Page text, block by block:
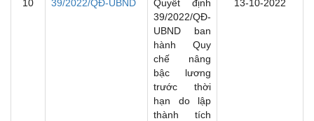
10 39/2022/QĐ-UBND
Quyết định
39/2022/QĐ-
UBND ban
hành Quy
chế nâng
bậc lương
trước thời
hạn do lập
thành tích
13-10-2022